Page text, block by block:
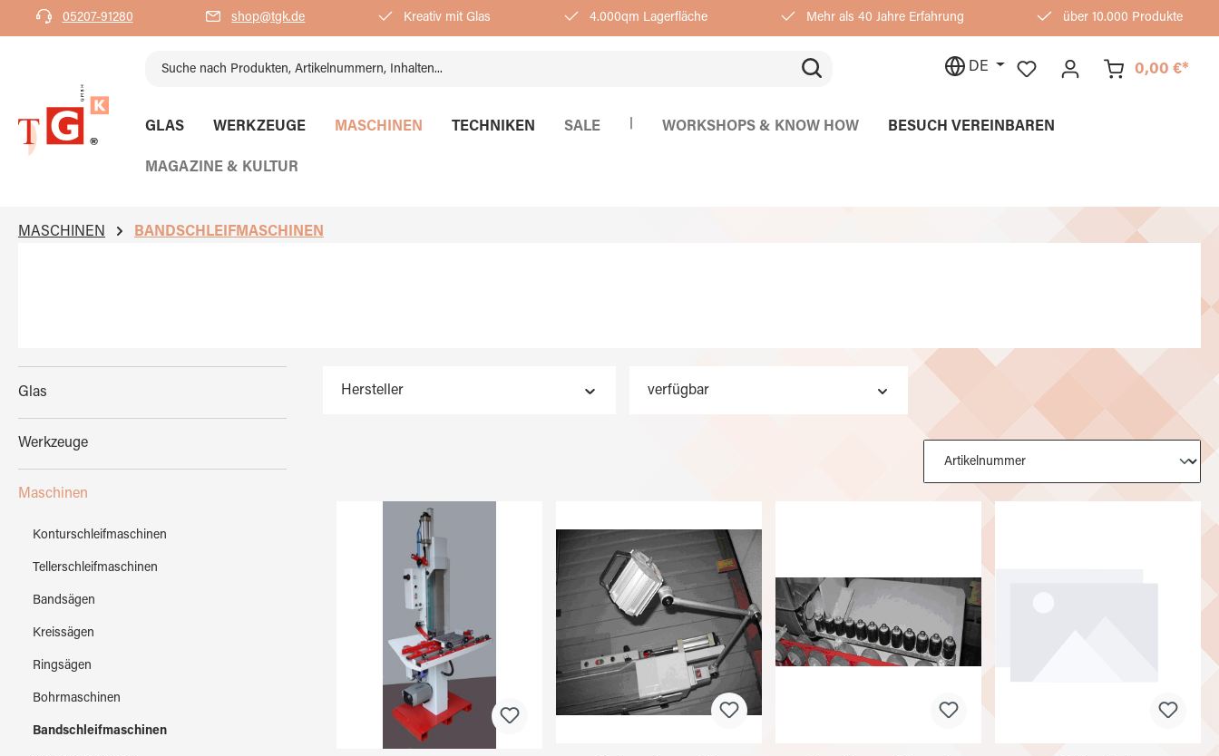
Zur Hauptnavigation springen
05207-91280 shop@tgk.de Kreativ mit Glas 4.000qm Lagerfläche Mehr als 40 Jahre Erfahrung über 10.000 Produkte
DE 0,00 €*
GLAS WERKZEUGE MASCHINEN TECHNIKEN SALE WORKSHOPS & KNOW HOW BESUCH VEREINBAREN
MAGAZINE & KULTUR
MASCHINEN BANDSCHLEIFMASCHINEN
Glas
Werkzeuge
Maschinen
Konturschleifmaschinen
Tellerschleifmaschinen
Bandsägen
Kreissägen
Ringsägen
Bohrmaschinen
Bandschleifmaschinen
Hersteller verfügbar